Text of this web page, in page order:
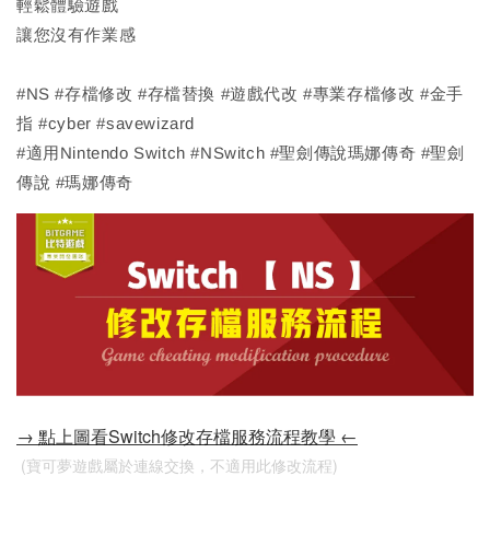
輕鬆體驗遊戲
讓您沒有作業感
#NS #存檔修改 #存檔替換 #遊戲代改 #專業存檔修改 #金手
指 #cyber #savewizard
#適用Nintendo Switch #NSwitch #聖劍傳說瑪娜傳奇 #聖劍
傳說 #瑪娜傳奇
→ 點上圖看Switch修改存檔服務流程教學 ←
(寶可夢遊戲屬於連線交換，不適用此修改流程)